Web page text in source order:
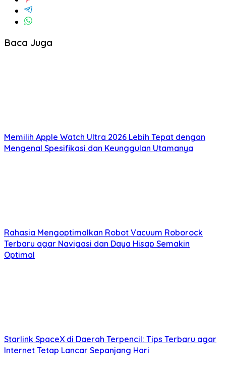
Baca Juga
Memilih Apple Watch Ultra 2026 Lebih Tepat dengan
Mengenal Spesifikasi dan Keunggulan Utamanya
Rahasia Mengoptimalkan Robot Vacuum Roborock
Terbaru agar Navigasi dan Daya Hisap Semakin
Optimal
Starlink SpaceX di Daerah Terpencil: Tips Terbaru agar
Internet Tetap Lancar Sepanjang Hari